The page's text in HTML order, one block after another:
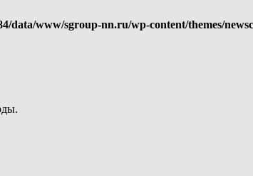
data/www/sgroup-nn.ru/wp-content/themes/